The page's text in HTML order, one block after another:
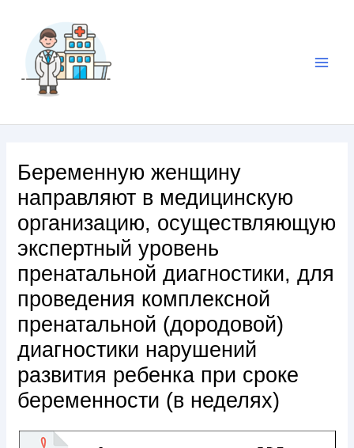
Беременную женщину
направляют в медицинскую
организацию, осуществляющую
экспертный уровень
пренатальной диагностики, для
проведения комплексной
пренатальной (дородовой)
диагностики нарушений
развития ребенка при сроке
беременности (в неделях)